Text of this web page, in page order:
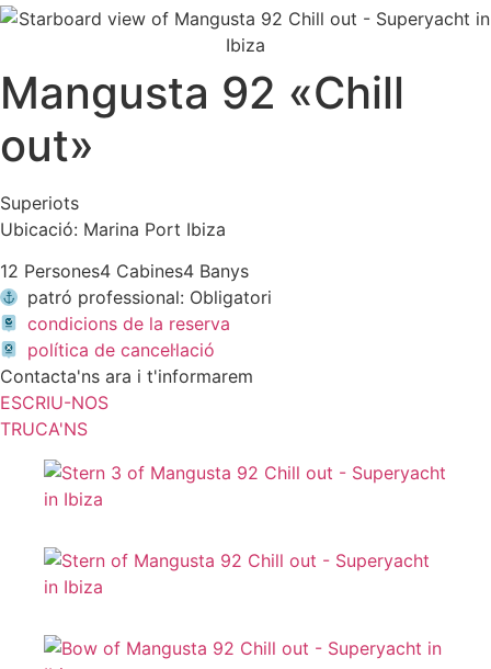
Mangusta 92 «Chill
out»
Superiots
Ubicació: Marina Port Ibiza
12 Persones4 Cabines4 Banys
patró professional: Obligatori
condicions de la reserva
política de cancel·lació
Contacta'ns ara i t'informarem
ESCRIU-NOS
TRUCA'NS